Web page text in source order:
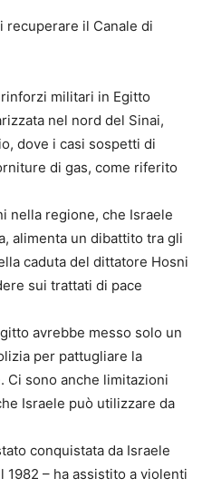
recuperare il Canale di
militari in Egitto
nel nord del Sinai,
dove i casi sospetti di
di gas, come riferito
nella regione, che Israele
alimenta un dibattito tra gli
caduta del dittatore Hosni
sui trattati di pace
avrebbe messo solo un
per pattugliare la
Ci sono anche limitazioni
Israele può utilizzare da
conquistata da Israele
1982 – ha assistito a violenti